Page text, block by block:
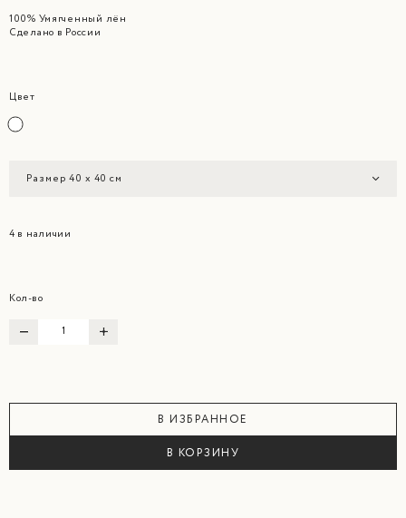
100% Умягченный лён
Сделано в России
Цвет
Размер 40 х 40 см
4 в наличии
Кол-во
В ИЗБРАННОЕ
В КОРЗИНУ